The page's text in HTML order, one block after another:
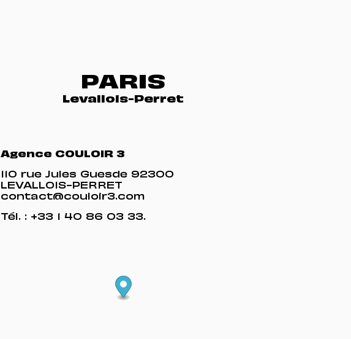
PARIS
Levallois-Perret
Agence COULOIR 3
110 rue Jules Guesde 92300
LEVALLOIS-PERRET
contact@couloir3.com
Tél. : +33 1 40 86 03 33.